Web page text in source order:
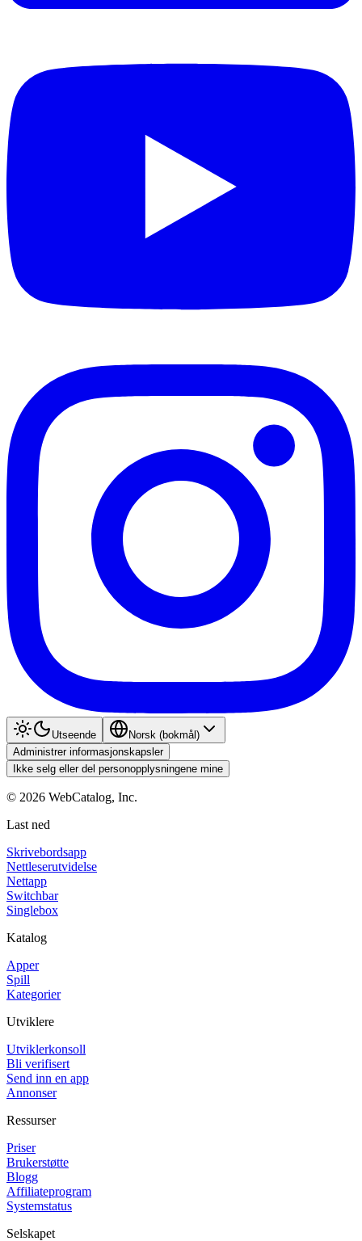
Utseende
Norsk (bokmål)
Administrer informasjonskapsler
Ikke selg eller del personopplysningene mine
© 2026 WebCatalog, Inc.
Last ned
Skrivebordsapp
Nettleserutvidelse
Nettapp
Switchbar
Singlebox
Katalog
Apper
Spill
Kategorier
Utviklere
Utviklerkonsoll
Bli verifisert
Send inn en app
Annonser
Ressurser
Priser
Brukerstøtte
Blogg
Affiliateprogram
Systemstatus
Selskapet